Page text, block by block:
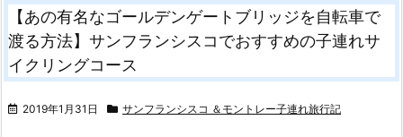
【あの有名なゴールデンゲートブリッジを自転車で
渡る方法】サンフランシスコでおすすめの子連れサ
イクリングコース
2019年1月31日 サンフランシスコ ＆モントレー子連れ旅行記